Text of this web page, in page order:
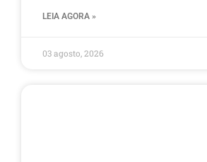
LEIA AGORA »
03 agosto, 2026